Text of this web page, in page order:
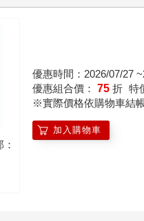
優惠時間：2026/07/27
優惠組合價： 75 折 特
※實際價格依購物車結
加入購物車